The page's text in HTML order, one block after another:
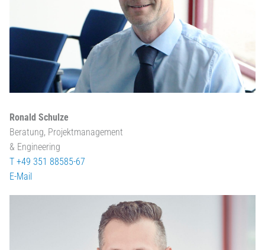
Ronald Schulze
Beratung, Projektmanagement
& Engineering
T +49 351 88585-67
E-Mail